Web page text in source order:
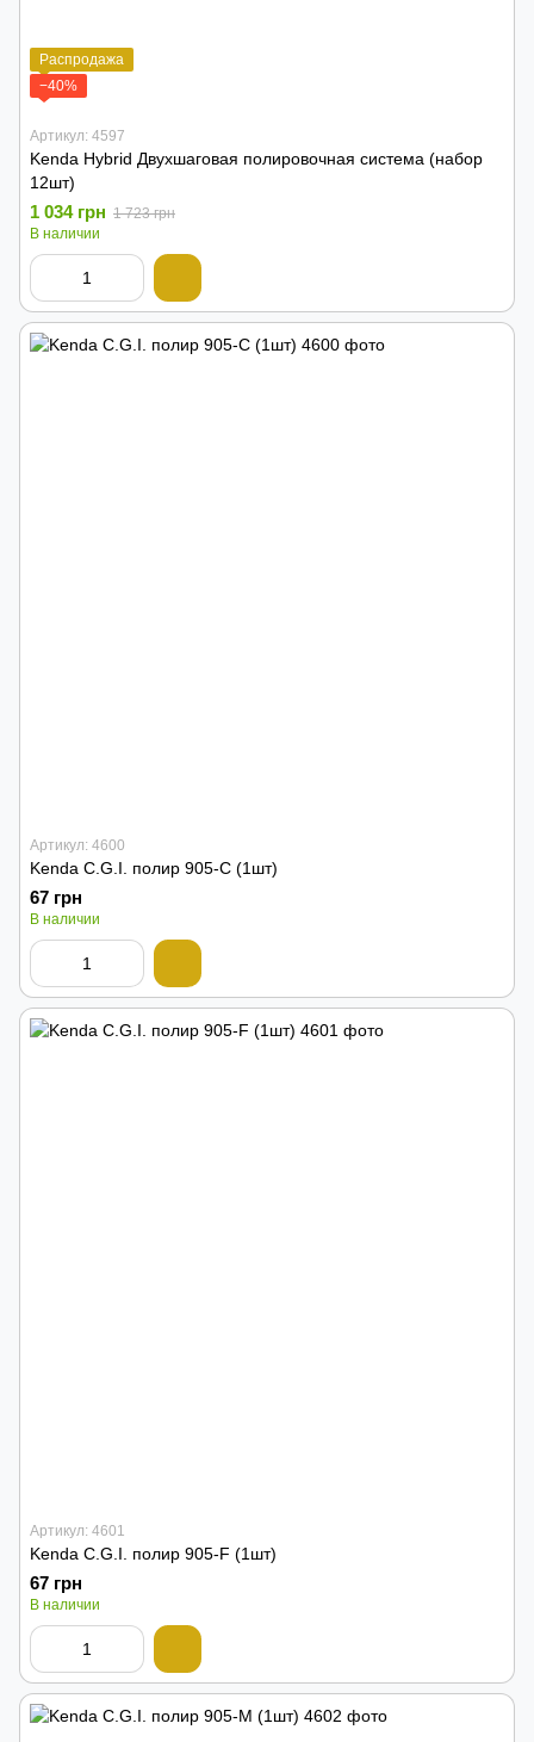
Распродажа
−40%
Артикул: 4597
Kenda Hybrid Двухшаговая полировочная система (набор
12шт)
1 034 грн 1 723 грн
В наличии
Артикул: 4600
Kenda C.G.I. полир 905-C (1шт)
67 грн
В наличии
Артикул: 4601
Kenda C.G.I. полир 905-F (1шт)
67 грн
В наличии